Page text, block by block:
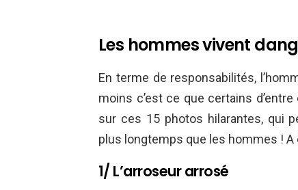
Les hommes vivent
En terme de responsabilités,
moins c’est ce que certains
sur ces 15 photos hilarantes, qui
plus longtemps que les hommes !
1/ L’arroseur arrosé